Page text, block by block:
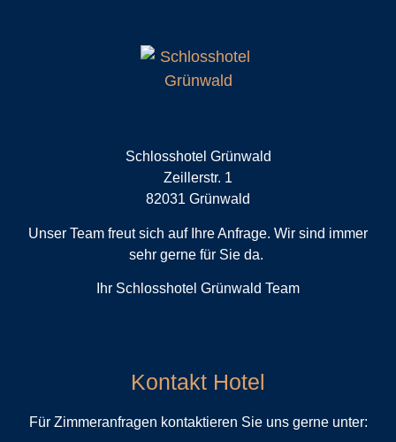
Schlosshotel Grünwald
Zeillerstr. 1
82031 Grünwald
Unser Team freut sich auf Ihre Anfrage. Wir sind immer
sehr gerne für Sie da.
Ihr Schlosshotel Grünwald Team
Kontakt Hotel
Für Zimmeranfragen kontaktieren Sie uns gerne unter: